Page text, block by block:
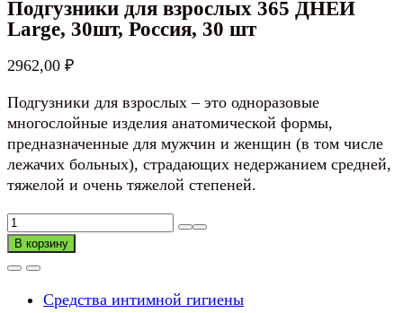
Подгузники для взрослых 365 ДНЕЙ
Large, 30шт, Россия, 30 шт
2962,00 ₽
Подгузники для взрослых – это одноразовые
многослойные изделия анатомической формы,
предназначенные для мужчин и женщин (в том числе
лежачих больных), страдающих недержанием средней,
тяжелой и очень тяжелой степеней.
Количество
товара
Подгузники
взрослых
В корзину
Средства интимной гигиены